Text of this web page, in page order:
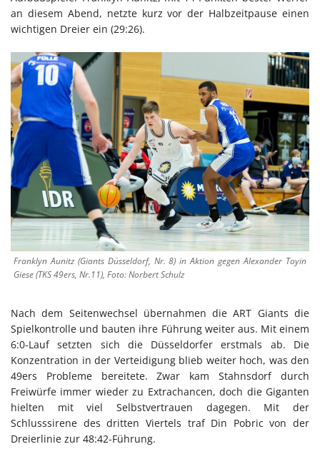
an diesem Abend, netzte kurz vor der Halbzeitpause einen
wichtigen Dreier ein (29:26).
Franklyn Aunitz (Giants Düsseldorf, Nr. 8) in Aktion gegen Alexander Toyin
Giese (TKS 49ers, Nr.11), Foto: Norbert Schulz
Nach dem Seitenwechsel übernahmen die ART Giants die
Spielkontrolle und bauten ihre Führung weiter aus. Mit einem
6:0-Lauf setzten sich die Düsseldorfer erstmals ab. Die
Konzentration in der Verteidigung blieb weiter hoch, was den
49ers Probleme bereitete. Zwar kam Stahnsdorf durch
Freiwürfe immer wieder zu Extrachancen, doch die Giganten
hielten mit viel Selbstvertrauen dagegen. Mit der
Schlusssirene des dritten Viertels traf Din Pobric von der
Dreierlinie zur 48:42-Führung.